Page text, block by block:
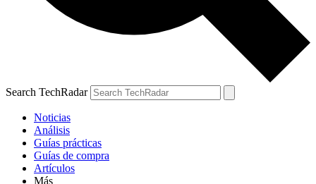
Search TechRadar
Noticias
Análisis
Guías prácticas
Guías de compra
Artículos
Más